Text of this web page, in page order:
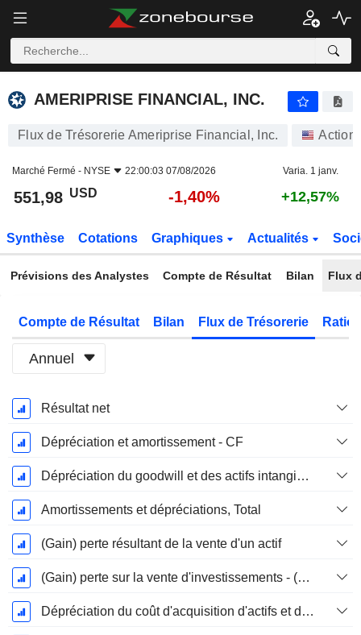
AMERIPRISE FINANCIAL, INC.
Flux de Trésorerie Ameriprise Financial, Inc.
Marché Fermé - NYSE 22:00:03 07/08/2026 Varia. 1 janv.
551,98 USD -1,40% +12,57%
Synthèse Cotations Graphiques Actualités
Prévisions des Analystes Compte de Résultat Bilan Flux
Compte de Résultat Bilan Flux de Trésorerie
Annuel
Période
Fiscale:
Décembre
Résultat net
Dépréciation et amortissement - CF
Dépréciation du goodwill et des actifs intangibles
Amortissements et dépréciations, Total
(Gain) perte résultant de la vente d'un actif
(Gain) perte sur la vente d'investissements - (CF)
Dépréciation du coût d'acquisition d'actifs et dépenses de restructuration